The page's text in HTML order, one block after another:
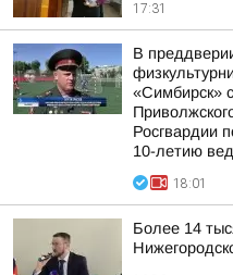
17:31
В
«Симбирск»
Росгвардии
10-летию
18:01
Более 14